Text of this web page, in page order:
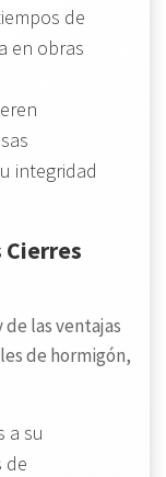
de
en obras
integridad
las ventajas
de hormigón,
a su
de